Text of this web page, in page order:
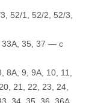
52/1, 52/2, 52/3,
33А, 35, 37 — с
8А, 9, 9А, 10, 11,
21, 22, 23, 24,